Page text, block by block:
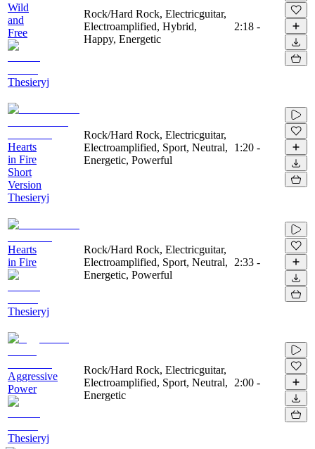
Wild
and
Free
Thesieryj
Rock/Hard Rock, Electricguitar,
Electroamplified, Hybrid,
Happy, Energetic
2:18 -
Hearts
in Fire
Short
Version
Thesieryj
Rock/Hard Rock, Electricguitar,
Electroamplified, Sport, Neutral,
Energetic, Powerful
1:20 -
Hearts
in Fire
Thesieryj
Rock/Hard Rock, Electricguitar,
Electroamplified, Sport, Neutral,
Energetic, Powerful
2:33 -
Aggressive
Power
Thesieryj
Rock/Hard Rock, Electricguitar,
Electroamplified, Sport, Neutral,
Energetic
2:00 -